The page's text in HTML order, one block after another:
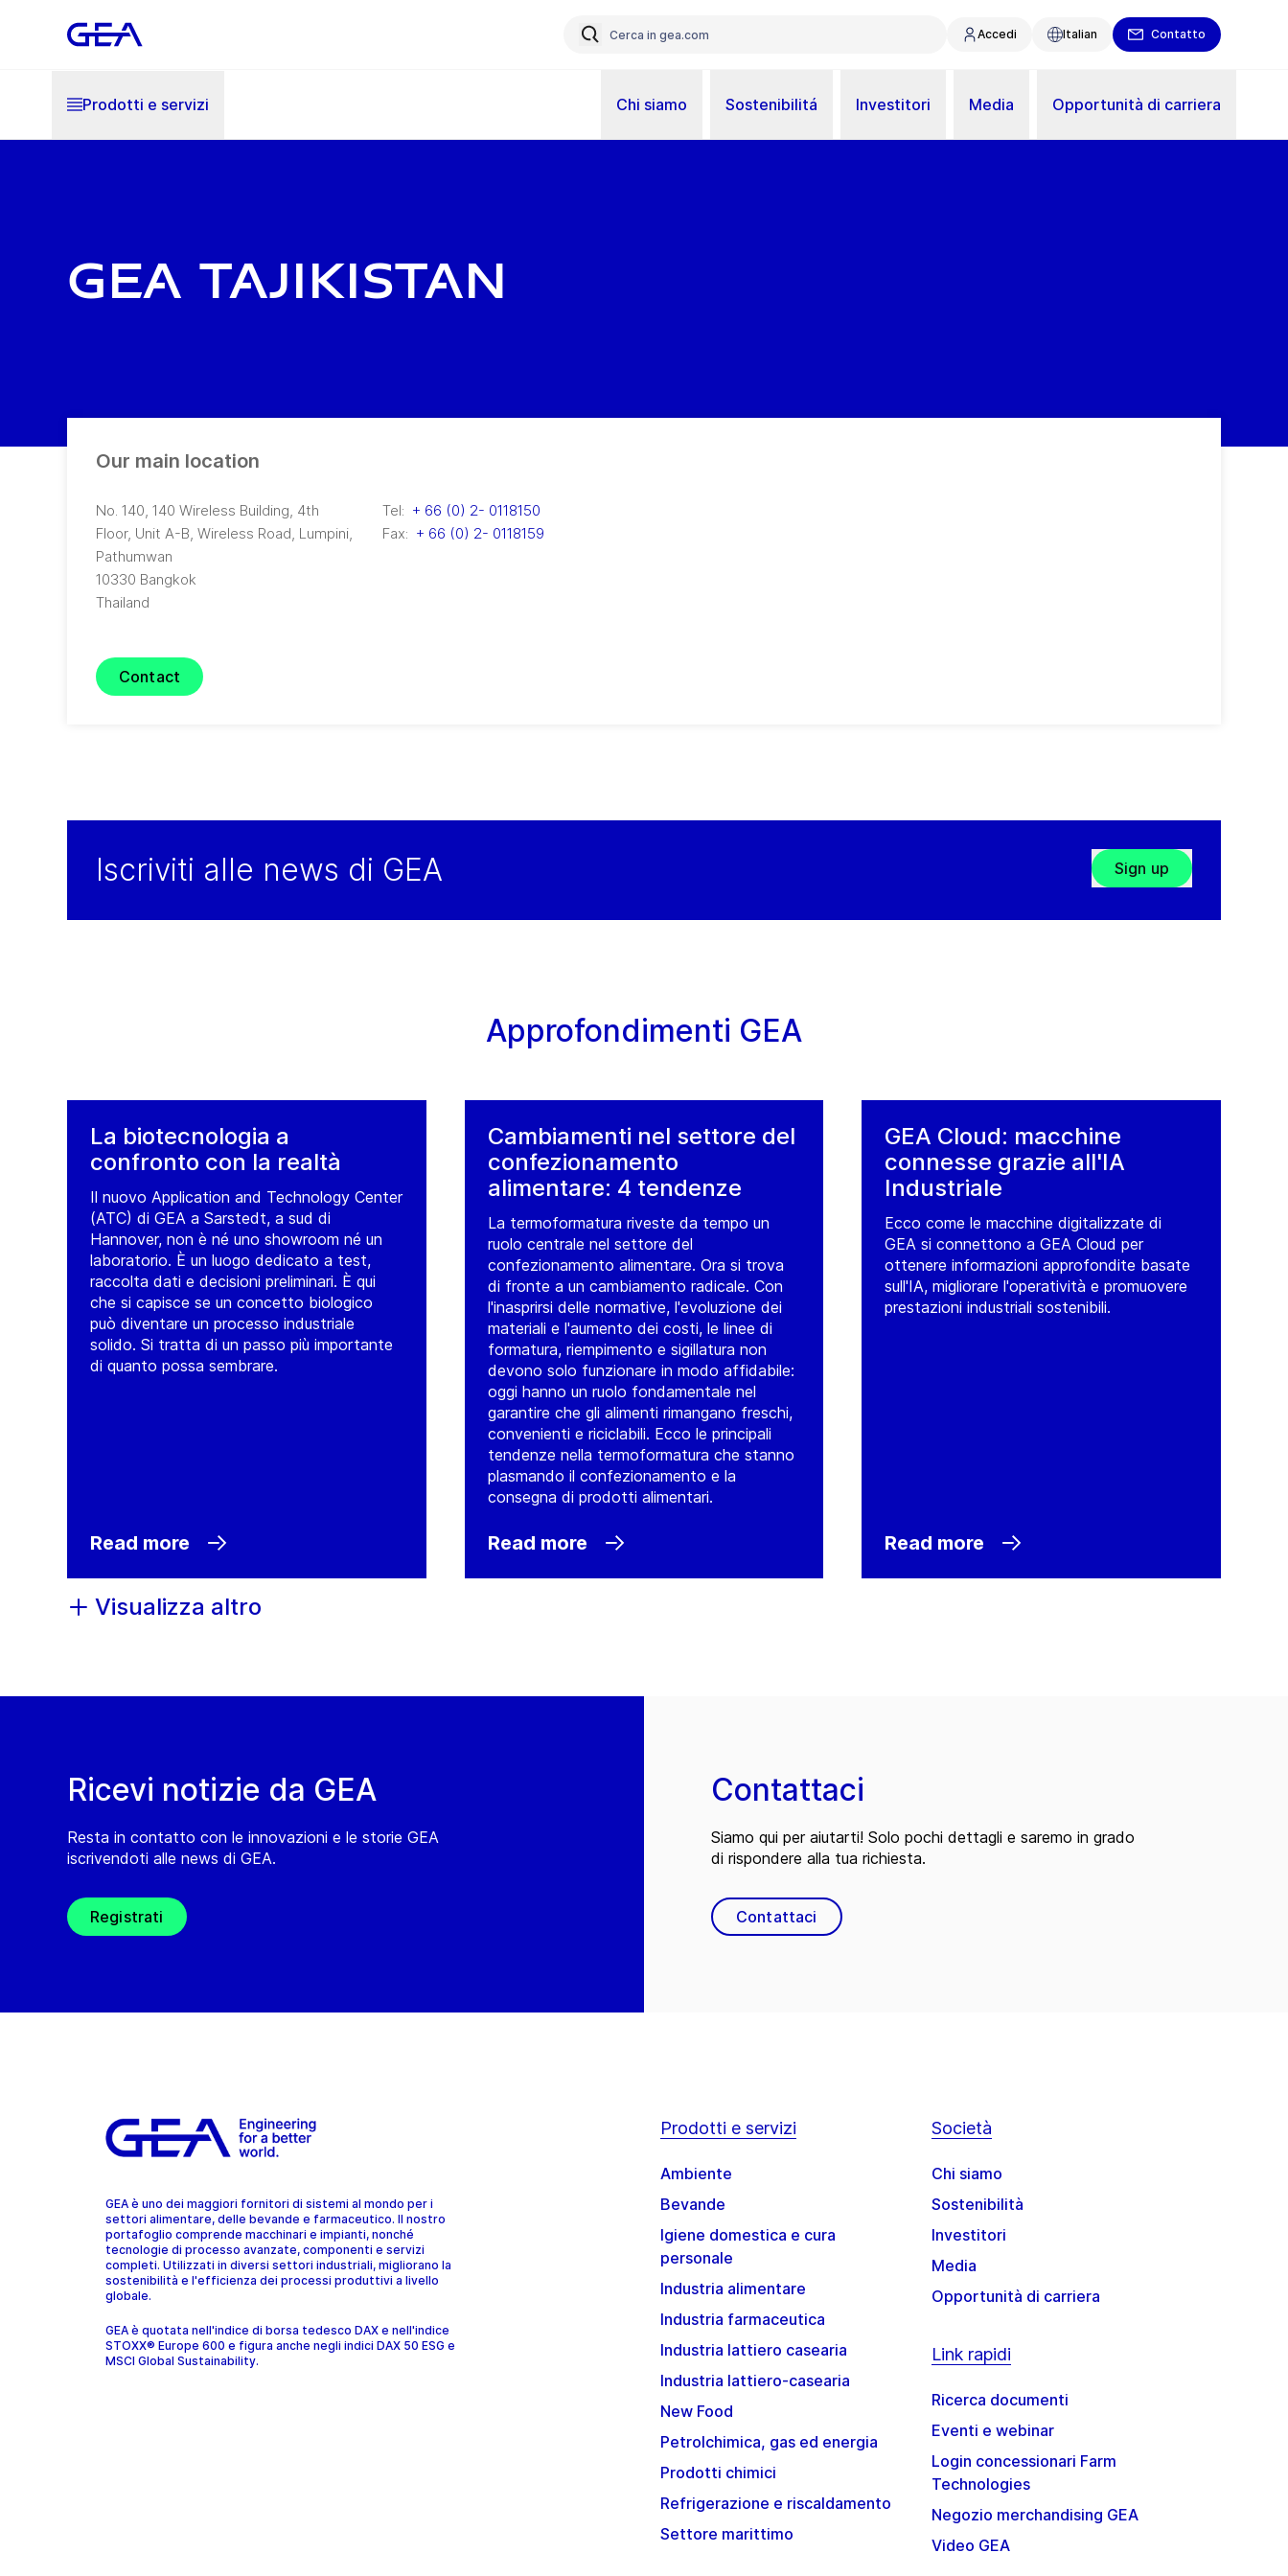
Accedi Italian Contatto
Prodotti e servizi Chi siamo Sostenibilitá Investitori Media Opportunità di carriera
GEA Tajikistan
Our main location
No. 140, 140 Wireless Building, 4th
Floor, Unit A-B, Wireless Road, Lumpini,
Pathumwan
10330 Bangkok
Thailand
Tel: + 66 (0) 2- 0118150
Fax: + 66 (0) 2- 0118159
Contact
Iscriviti alle news di GEA Sign up
Approfondimenti GEA
La biotecnologia a
confronto con la realtà
Il nuovo Application and Technology Center
(ATC) di GEA a Sarstedt, a sud di
Hannover, non è né uno showroom né un
laboratorio. È un luogo dedicato a test,
raccolta dati e decisioni preliminari. È qui
che si capisce se un concetto biologico
può diventare un processo industriale
solido. Si tratta di un passo più importante
di quanto possa sembrare.
Read more
Cambiamenti nel settore del
confezionamento
alimentare: 4 tendenze
La termoformatura riveste da tempo un
ruolo centrale nel settore del
confezionamento alimentare. Ora si trova
di fronte a un cambiamento radicale. Con
l'inasprirsi delle normative, l'evoluzione dei
materiali e l'aumento dei costi, le linee di
formatura, riempimento e sigillatura non
devono solo funzionare in modo affidabile:
oggi hanno un ruolo fondamentale nel
garantire che gli alimenti rimangano freschi,
convenienti e riciclabili. Ecco le principali
tendenze nella termoformatura che stanno
plasmando il confezionamento e la
consegna di prodotti alimentari.
Read more
GEA Cloud: macchine
connesse grazie all'IA
Industriale
Ecco come le macchine digitalizzate di
GEA si connettono a GEA Cloud per
ottenere informazioni approfondite basate
sull'IA, migliorare l'operatività e promuovere
prestazioni industriali sostenibili.
Read more
Visualizza altro
Ricevi notizie da GEA
Resta in contatto con le innovazioni e le storie GEA
iscrivendoti alle news di GEA.
Registrati
Contattaci
Siamo qui per aiutarti! Solo pochi dettagli e saremo in grado
di rispondere alla tua richiesta.
Contattaci
GEA è uno dei maggiori fornitori di sistemi al mondo per i
settori alimentare, delle bevande e farmaceutico. Il nostro
portafoglio comprende macchinari e impianti, nonché
tecnologie di processo avanzate, componenti e servizi
completi. Utilizzati in diversi settori industriali, migliorano la
sostenibilità e l'efficienza dei processi produttivi a livello
globale.
GEA è quotata nell'indice di borsa tedesco DAX e nell'indice
STOXX® Europe 600 e figura anche negli indici DAX 50 ESG e
MSCI Global Sustainability.
Prodotti e servizi
Ambiente
Bevande
Igiene domestica e cura
personale
Industria alimentare
Industria farmaceutica
Industria lattiero casearia
Industria lattiero-casearia
New Food
Petrolchimica, gas ed energia
Prodotti chimici
Refrigerazione e riscaldamento
Settore marittimo
Società
Chi siamo
Sostenibilità
Investitori
Media
Opportunità di carriera
Link rapidi
Ricerca documenti
Eventi e webinar
Login concessionari Farm
Technologies
Negozio merchandising GEA
Video GEA